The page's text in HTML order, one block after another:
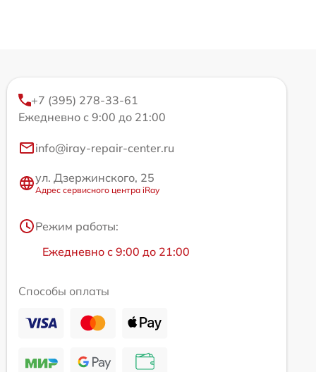
+7 (395) 278-33-61
Ежедневно с 9:00 до 21:00
info@iray-repair-center.ru
ул. Дзержинского, 25
Адрес сервисного центра iRay
Режим работы:
Ежедневно с 9:00 до 21:00
Способы оплаты